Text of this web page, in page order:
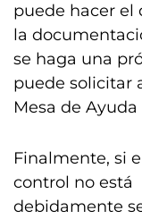
puede hacer el
la
se haga una
puede solicitar
Mesa de Ayuda
Finalmente, si
control no está
debidamente